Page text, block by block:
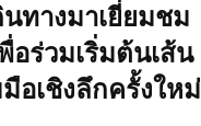
ทางมาเยี่ยมชม
อร่วมเริ่มต้นเส้น
อเชิงลึกครั้งใหม่